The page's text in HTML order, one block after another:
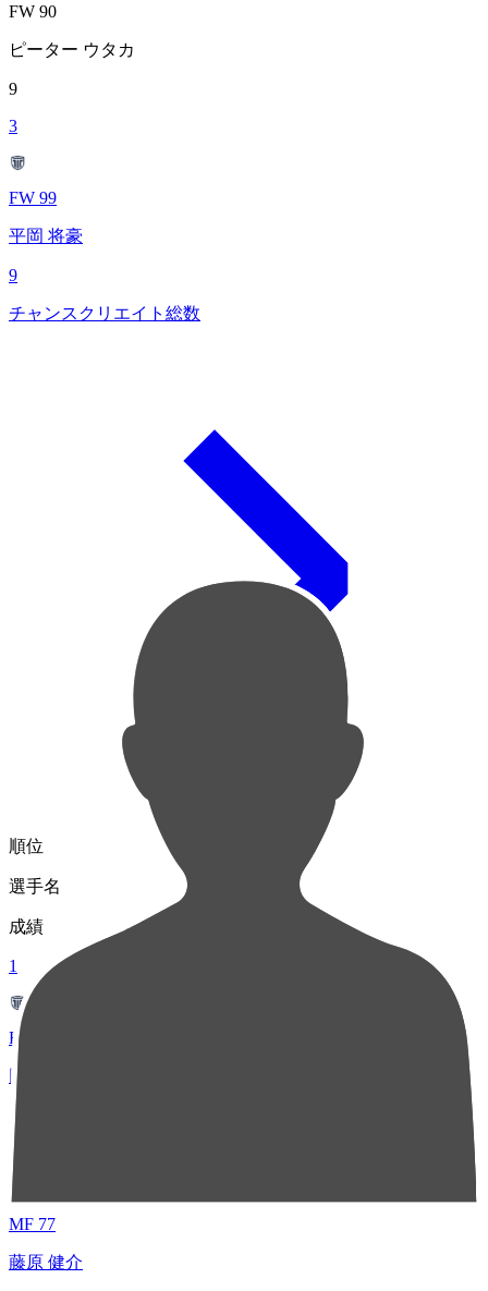
FW 90
ピーター ウタカ
9
3
FW 99
平岡 将豪
9
チャンスクリエイト総数
順位
選手名
成績
1
FW 77
田中 パウロ淳一
128
2
MF 77
藤原 健介